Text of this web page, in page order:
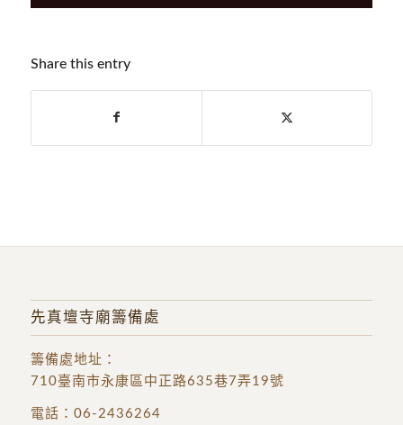
Share this entry
先真壇寺廟籌備處
籌備處地址 ：
710臺南市永康區中正路635巷7弄19號
電話： 06-2436264